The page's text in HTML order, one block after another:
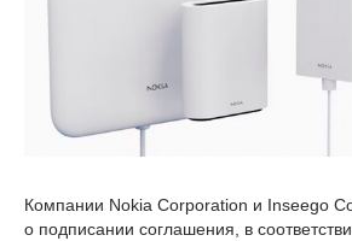
Компании Nokia Corporation и Inseego
о подписании соглашения, в